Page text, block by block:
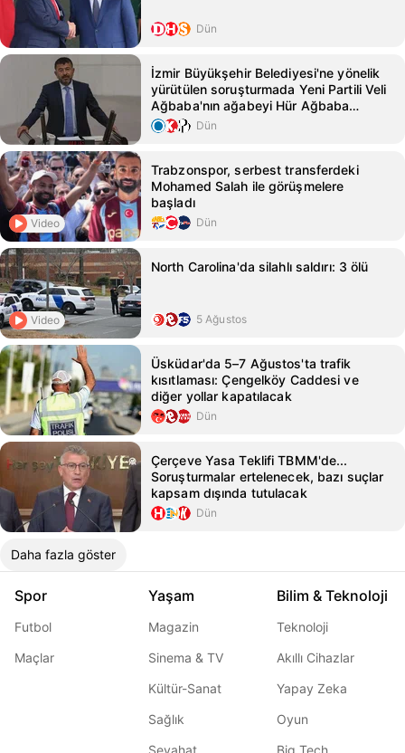
Dün
İzmir Büyükşehir Belediyesi'ne yönelik
yürütülen soruşturmada Yeni Partili Veli
Ağbaba'nın ağabeyi Hür Ağbaba
gözaltına alındı
Dün
Video
Trabzonspor, serbest transferdeki
Mohamed Salah ile görüşmelere
başladı
Dün
Video
North Carolina'da silahlı saldırı: 3 ölü
5 Ağustos
Üsküdar'da 5–7 Ağustos'ta trafik
kısıtlaması: Çengelköy Caddesi ve
diğer yollar kapatılacak
Dün
Çerçeve Yasa Teklifi TBMM'de...
Soruşturmalar ertelenecek, bazı suçlar
kapsam dışında tutulacak
Dün
Daha fazla göster
Spor
Futbol
Maçlar
Yaşam
Magazin
Sinema & TV
Kültür-Sanat
Sağlık
Seyahat
Bilim & Teknoloji
Teknoloji
Akıllı Cihazlar
Yapay Zeka
Oyun
Big Tech